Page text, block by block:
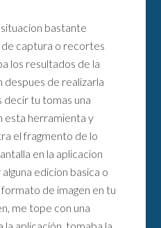
bastante
captura o recortes
los resultados de la
despues de realizarla
decir tu tomas una
esta herramienta y
el fragmento de lo
en la aplicacion
edicion basica o
de imagen en tu
me tope con una
aplicación, tomaba la